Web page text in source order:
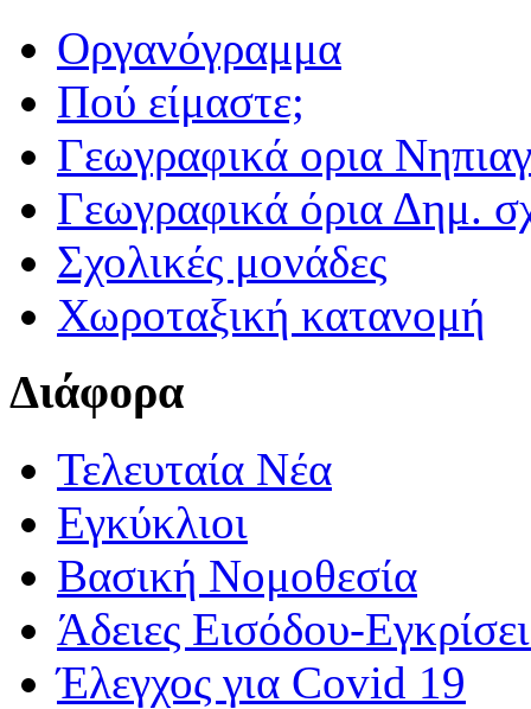
Οργανόγραμμα
Πού είμαστε;
Γεωγραφικά ορια
Γεωγραφικά όρια Δημ.
Σχολικές μονάδες
Χωροταξική κατανομή
Διάφορα
Τελευταία Νέα
Εγκύκλιοι
Βασική Νομοθεσία
Άδειες Εισόδου-
Έλεγχος για Covid 19